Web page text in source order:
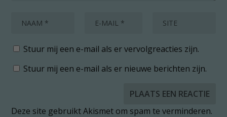
Stuur mij een e-mail als er vervolgreacties zijn.
Stuur mij een e-mail als er nieuwe berichten zijn.
Deze site gebruikt Akismet om spam te verminderen.